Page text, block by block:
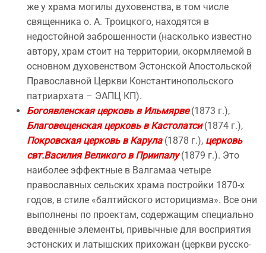
же у храма могилы духовенства, в том числе
священника о. А. Троицкого, находятся в
недостойной заброшенности (насколько известно
автору, храм стоит на территории, окормляемой в
основном духовенством Эстонской Апостольской
Православной Церкви Константинопольского
патриархата – ЭАПЦ КП).
Богоявленская церковь в Ильмярве(1873 г.),
Благовещенская церковь в Кастолатси(1874 г.),
Покровская церковь в Карула(1878 г.), церковь
свт.Василия Великого в Приипалу(1879 г.). Это
наиболее эффектные в Валгамаа четыре
православных сельских храма постройки 1870-х
годов, в стиле «балтийского историцизма». Все они
выполнены по проектам, содержащим специально
введенные элементы, привычные для восприятия
эстонских и латышских прихожан (церкви русско-